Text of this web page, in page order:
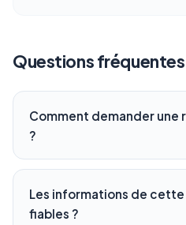
Questions fréquentes
Comment demander une
?
Les informations de
fiables ?